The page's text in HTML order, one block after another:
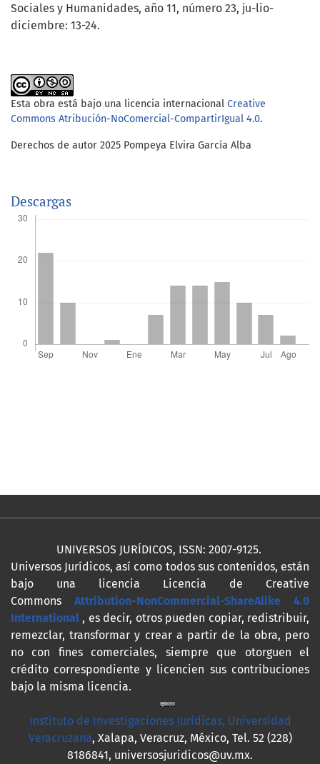
Sociales y Humanidades, año 11, número 23, ju-lio-
diciembre: 13-24.
Esta obra está bajo una licencia internacional Creative
Commons Atribución-NoComercial-CompartirIgual 4.0.
Derechos de autor 2025 Pompeya Elvira García Alba
Descargas
UNIVERSOS JURÍDICOS, ISSN: 2007-9125.
Universos Jurídicos, así como todos sus contenidos, están
bajo una licencia Licencia de Creative
Commons Attribution-NonCommercial-ShareAlike 4.0
International , es decir, otros pueden copiar, redistribuir,
remezclar, transformar y crear a partir de la obra, pero
no con fines comerciales, siempre que otorguen el
crédito correspondiente y licencien sus contribuciones
bajo la misma licencia.
Instituto de Investigaciones Jurídicas, Universidad
Veracruzana, Xalapa, Veracruz, México, Tel. 52 (228)
8186841, universosjuridicos@uv.mx.